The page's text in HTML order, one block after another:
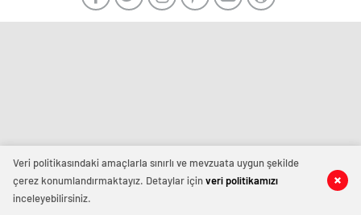
Veri politikasındaki amaçlarla sınırlı ve mevzuata uygun şekilde
çerez konumlandırmaktayız. Detaylar içinveri politikamızı
inceleyebilirsiniz.